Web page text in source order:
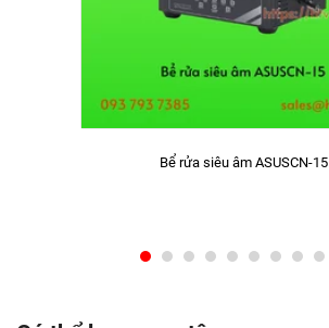
Bể rửa siêu âm ASUSCN-15